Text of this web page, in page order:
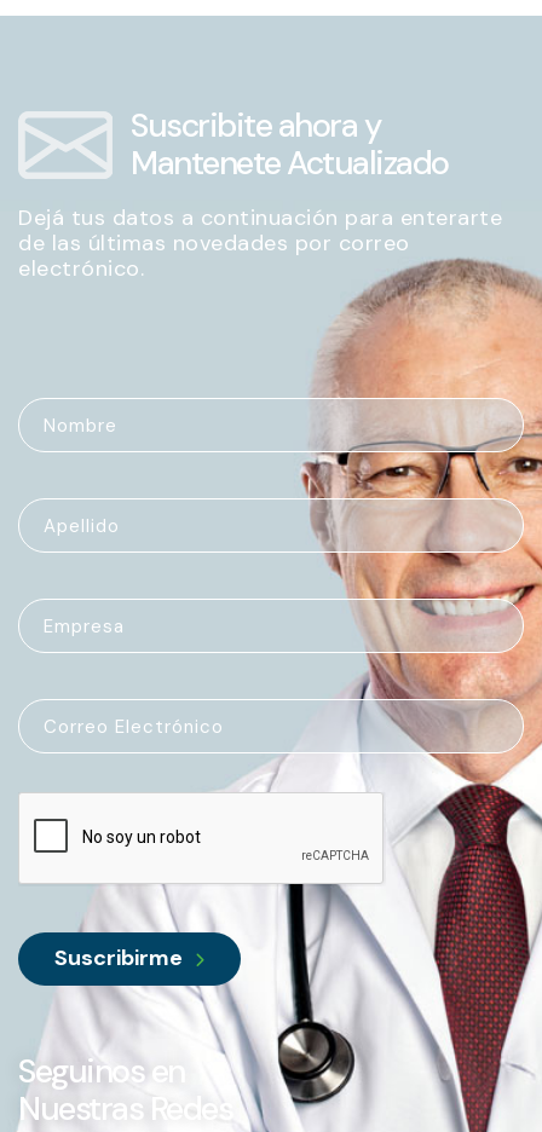
Suscribite ahora y
Mantenete Actualizado
Dejá tus datos a continuación para enterarte
de las últimas novedades por correo
electrónico.
Suscribirme
Seguinos en
Nuestras Redes